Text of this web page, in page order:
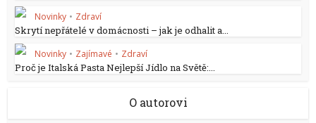
Novinky • Zdraví
Skrytí nepřátelé v domácnosti – jak je odhalit a...
Novinky • Zajímavé • Zdraví
Proč je Italská Pasta Nejlepší Jídlo na Světě:...
O autorovi